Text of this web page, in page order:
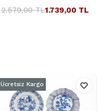
1.739,00 TL
2.579,00 TL
Ücretsiz Kargo